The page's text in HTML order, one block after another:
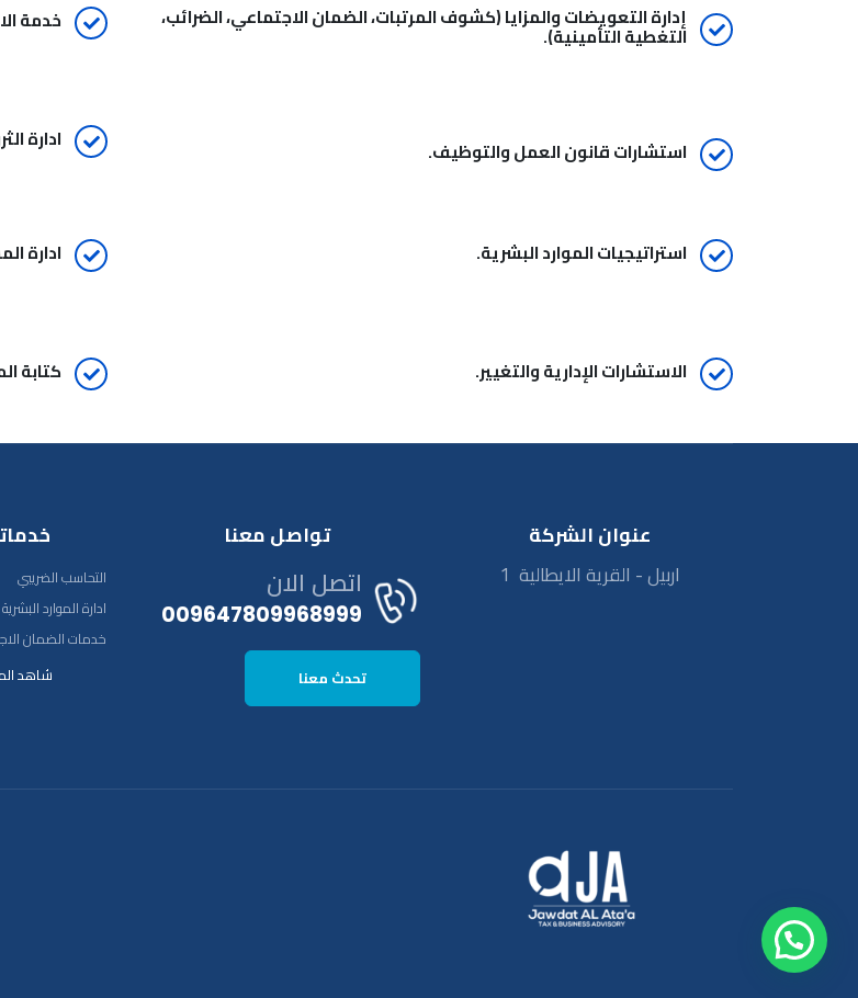
إدارة التعويضات والمزايا (كشوف المرتبات، الضمان الاجتماعي، الضرائب،
التغطية التأمينية).
استشارات قانون العمل والتوظيف.
خدمة
ادارة
استراتيجيات الموارد البشرية.
الاستشارات الإدارية والتغيير.
ادارة
كتابة
عنوان الشركة
اربيل - القرية الايطالية 1
تواصل معنا
اتصل الان
009647809968999
تحدث معنا
التحاسب الضريبي
ادارة الموارد البشرية
خدمات الضمان
شاهد